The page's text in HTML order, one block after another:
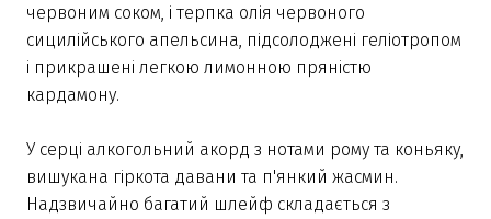
червоним соком, і терпка олія червоного
сицилійського апельсина, підсолоджені геліотропом
і прикрашені легкою лимонною пряністю
кардамону.
У серці алкогольний акорд з нотами рому та коньяку,
вишукана гіркота давани та п'янкий жасмин.
Надзвичайно багатий шлейф складається з